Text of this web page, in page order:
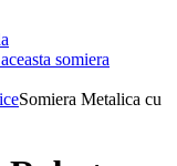
somiera
Somiera Metalica cu